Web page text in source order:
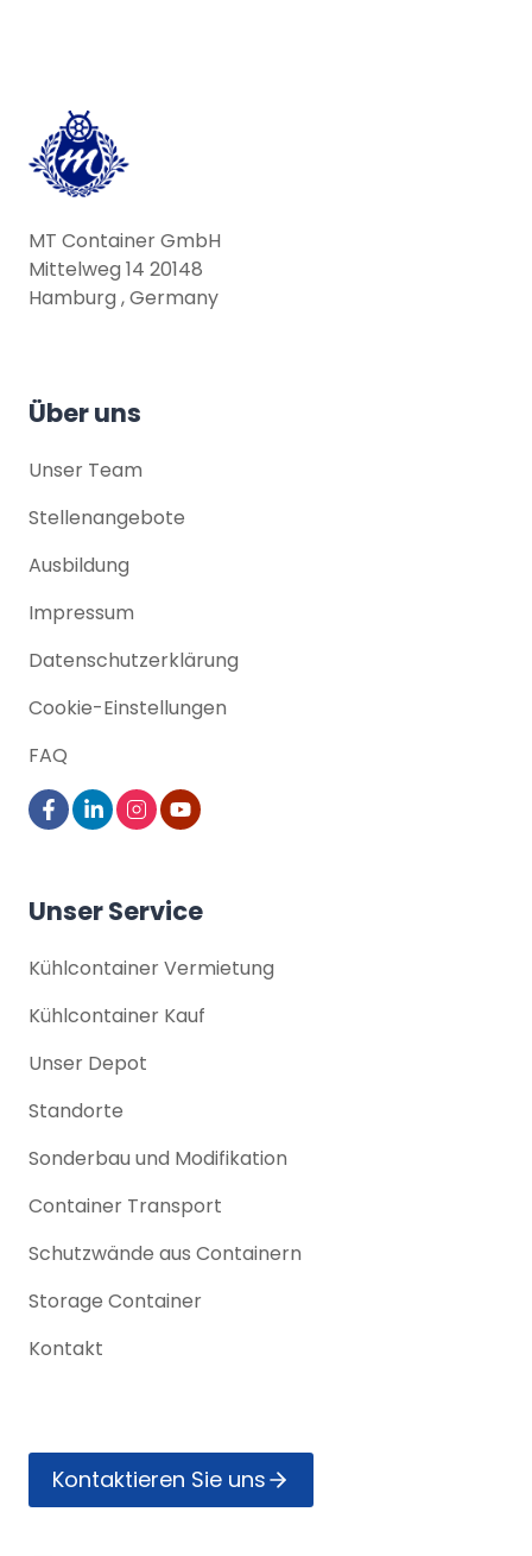
MT Container GmbH
Mittelweg 14 20148
Hamburg , Germany
Über uns
Unser Team
Stellenangebote
Ausbildung
Impressum
Datenschutz­erklärung
Cookie-Einstellungen
FAQ
Unser Service
Kühlcontainer Vermietung
Kühlcontainer Kauf
Unser Depot
Standorte
Sonderbau und Modifikation
Container Transport
Schutzwände aus Containern
Storage Container
Kontakt
Kontak­tieren Sie uns